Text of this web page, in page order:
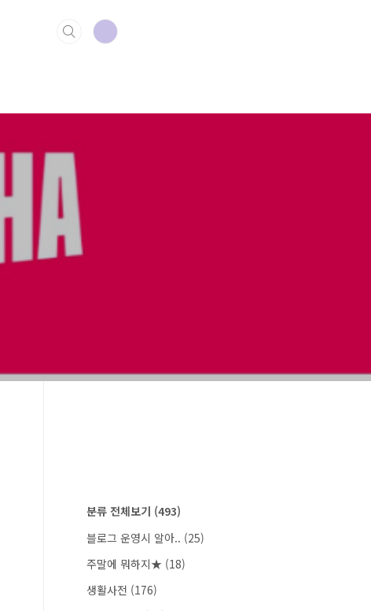
분류 전체보기 (493)
블로그 운영시 알아.. (25)
주말에 뭐하지★ (18)
생활사전 (176)